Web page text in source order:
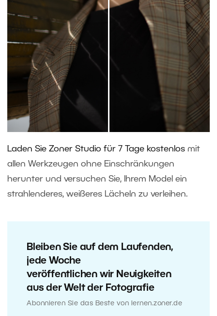
Laden Sie Zoner Studio für 7 Tage kostenlos mit
allen Werkzeugen ohne Einschränkungen
herunter und versuchen Sie, Ihrem Model ein
strahlenderes, weißeres Lächeln zu verleihen.
Bleiben Sie auf dem Laufenden,
jede Woche
veröffentlichen wir Neuigkeiten
aus der Welt der Fotografie
Abonnieren Sie das Beste von lernen.zoner.de